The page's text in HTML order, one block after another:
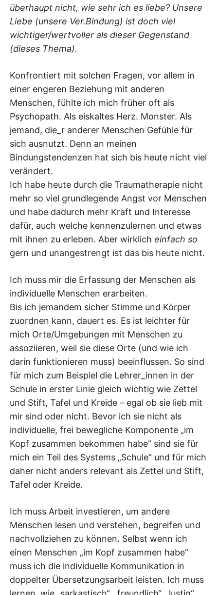
überhaupt nicht, wie sehr ich es liebe? Unsere
Liebe (unsere Ver.Bindung) ist doch viel
wichtiger/wertvoller als dieser Gegenstand
(dieses Thema).
Konfrontiert mit solchen Fragen, vor allem in
einer engeren Beziehung mit anderen
Menschen, fühlte ich mich früher oft als
Psychopath. Als eiskaltes Herz. Monster. Als
jemand, die_r anderer Menschen Gefühle für
sich ausnutzt. Denn an meinen
Bindungstendenzen hat sich bis heute nicht viel
verändert.
Ich habe heute durch die Traumatherapie nicht
mehr so viel grundlegende Angst vor Menschen
und habe dadurch mehr Kraft und Interesse
dafür, auch welche kennenzulernen und etwas
mit ihnen zu erleben. Aber wirklich einfach so
gern und unangestrengt ist das bis heute nicht.
Ich muss mir die Erfassung der Menschen als
individuelle Menschen erarbeiten.
Bis ich jemandem sicher Stimme und Körper
zuordnen kann, dauert es. Es ist leichter für
mich Orte/Umgebungen mit Menschen zu
assoziieren, weil sie diese Orte (und wie ich
darin funktionieren muss) beeinflussen. So sind
für mich zum Beispiel die Lehrer_innen in der
Schule in erster Linie gleich wichtig wie Zettel
und Stift, Tafel und Kreide – egal ob sie lieb mit
mir sind oder nicht. Bevor ich sie nicht als
individuelle, frei bewegliche Komponente „im
Kopf zusammen bekommen habe“ sind sie für
mich ein Teil des Systems „Schule“ und für mich
daher nicht anders relevant als Zettel und Stift,
Tafel oder Kreide.
Ich muss Arbeit investieren, um andere
Menschen lesen und verstehen, begreifen und
nachvollziehen zu können. Selbst wenn ich
einen Menschen „im Kopf zusammen habe“
muss ich die individuelle Kommunikation in
doppelter Übersetzungsarbeit leisten. Ich muss